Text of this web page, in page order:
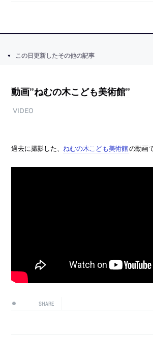
この日更新したその他の記事
動画”ねむの木こども美術館”
VIDEO
過去に撮影した、ねむの木こども美術館の動画
SHARE